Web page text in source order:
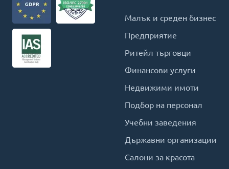
Малък и среден бизнес
Предприятие
Ритейл търговци
Финансови услуги
Недвижими имоти
Подбор на персонал
Учебни заведения
Държавни организации
Салони за красота